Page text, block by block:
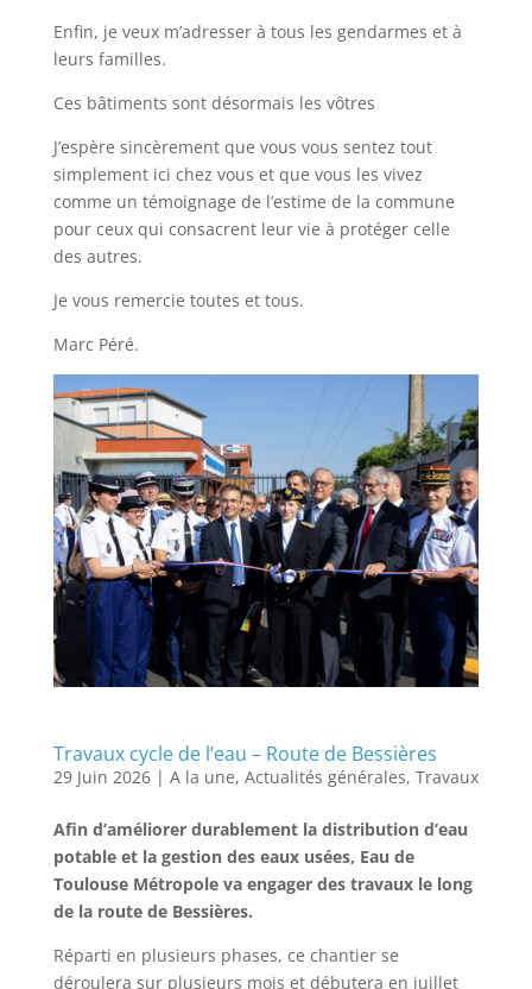
Enfin, je veux m’adresser à tous les gendarmes et à
leurs familles.
Ces bâtiments sont désormais les vôtres
J’espère sincèrement que vous vous sentez tout
simplement ici chez vous et que vous les vivez
comme un témoignage de l’estime de la commune
pour ceux qui consacrent leur vie à protéger celle
des autres.
Je vous remercie toutes et tous.
Marc Péré.
Travaux cycle de l’eau – Route de Bessières
29 Juin 2026| A la une, Actualités générales, Travaux
Afin d’améliorer durablement la distribution d’eau
potable et la gestion des eaux usées, Eau de
Toulouse Métropole va engager des travaux le long
de la route de Bessières.
Réparti en plusieurs phases, ce chantier se
déroulera sur plusieurs mois et débutera en juillet